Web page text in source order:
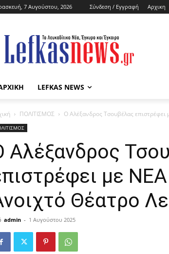
7 Αυγούστου, 2026 Σύνδεση / Εγγραφή Αρχικη
LEFKAS NEWS
ΠΟΛΙΤΙΣΜΟΣ Ο Αλέξανδρος Τσουβέλας
Αλέξανδρος
με
Θέατρο
admin - 1 Αυγούστου 2025